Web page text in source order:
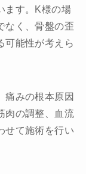
ます。K様の場
なく、骨盤の歪
可能性が考えら
痛みの根本原因
肉の調整、血流
せて施術を行い